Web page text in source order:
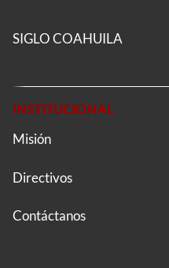
SIGLO COAHUILA
INSTITUCIONAL
Misión
Directivos
Contáctanos